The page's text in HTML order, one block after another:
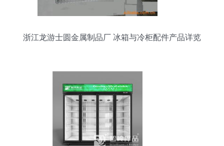
浙江龙游士圆金属制品厂 冰箱与冷柜配件产品详览